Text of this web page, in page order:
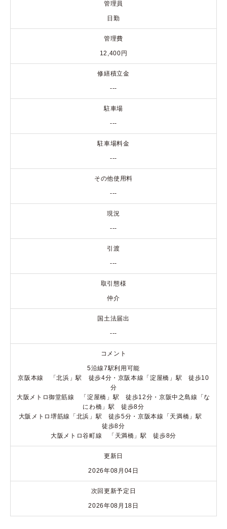
管理員
日勤
管理費
12,400円
修繕積立金
---
駐車場
---
駐車場料金
---
その他使用料
---
現況
---
引渡
---
取引態様
仲介
国土法届出
---
コメント
5沿線7駅利用可能
京阪本線 「北浜」駅 徒歩4分・京阪本線「淀屋橋」駅 徒歩10
分
大阪メトロ御堂筋線 「淀屋橋」駅 徒歩12分・京阪中之島線「な
にわ橋」駅 徒歩8分
大阪メトロ堺筋線「北浜」駅 徒歩5分・京阪本線「天満橋」駅
徒歩8分
大阪メトロ谷町線 「天満橋」駅 徒歩8分
更新日
2026年08月04日
次回更新予定日
2026年08月18日